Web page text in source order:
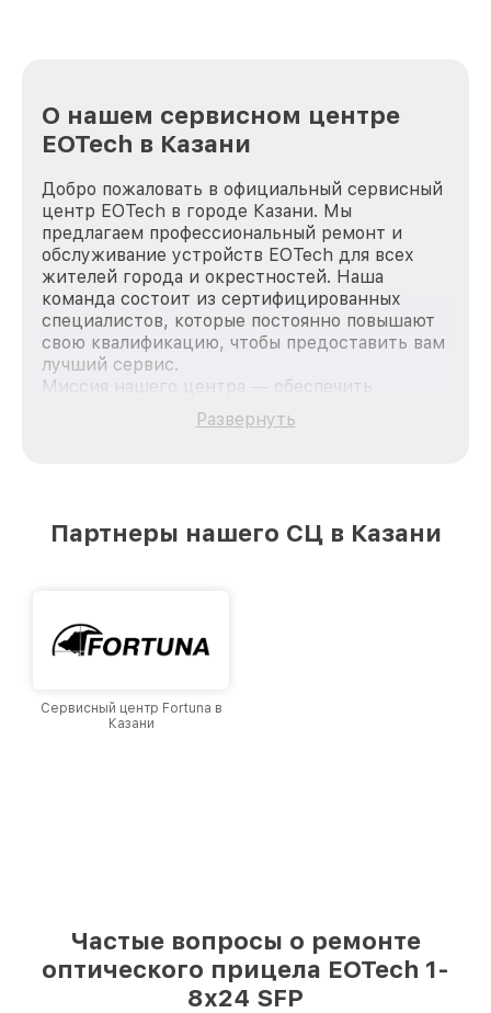
О нашем сервисном центре
EOTech в Казани
Добро пожаловать в официальный сервисный
центр EOTech в городе Казани. Мы
предлагаем профессиональный ремонт и
обслуживание устройств EOTech для всех
жителей города и окрестностей. Наша
команда состоит из сертифицированных
специалистов, которые постоянно повышают
свою квалификацию, чтобы предоставить вам
лучший сервис.
Миссия нашего центра — обеспечить
качественный и доступный ремонт для
каждого пользователя продукции EOTech, вне
лучшим сервисным центром EOTech в городе
Развернуть
Партнеры нашего СЦ в Казани
Сервисный центр Fortuna в
Казани
Частые вопросы о ремонте
оптического прицела EOTech 1-
8x24 SFP